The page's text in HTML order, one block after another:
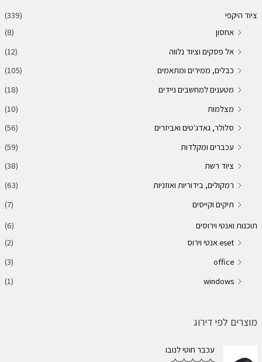
ציוד היקפי
(339)
אחסון
(8)
אל פסקים וציוד נלווה
(12)
כבלים, ממירים ומתאמים
(105)
מטענים למחשבים ניידים
(18)
מצלמות
(10)
סלולר, גאדג'טים ואביזרים
(56)
עכברים ומקלדות
(59)
ציוד רשת
(38)
רמקולים, בידוריות ואוזניות
(63)
תיקים וקייסים
(7)
תוכנות ואנטי וירוסים
(6)
eset אנטי וירוס
(2)
office
(3)
windows
(1)
מוצרים לפי דירוג
עכבר חוטי לנובו